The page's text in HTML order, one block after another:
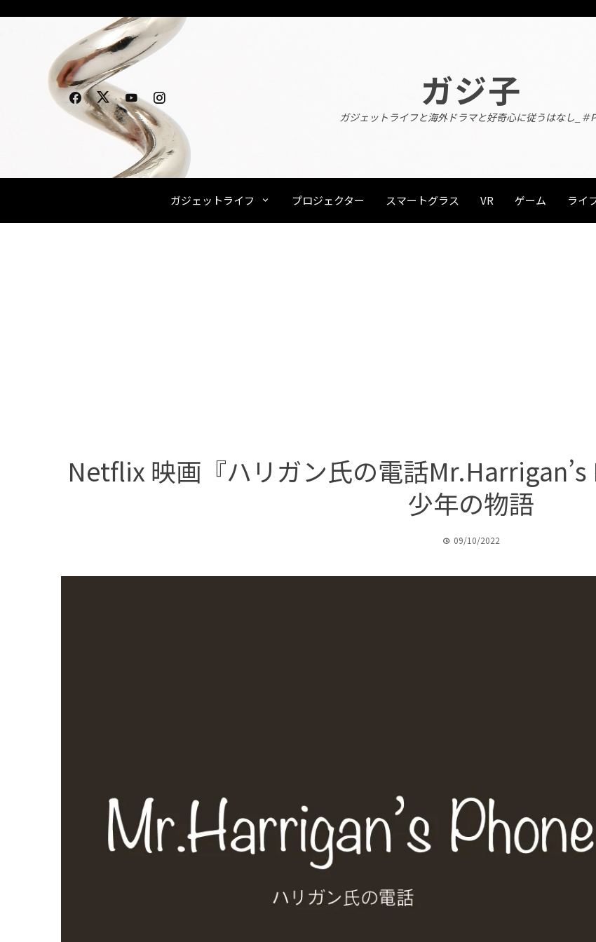
ガジ子
ガジェットライフと海外ドラマと好奇心に従うはなし_＃
ガジェットライフ プロジェクター スマートグラス VR ゲーム ライ
Netflix 映画『ハリガン氏の電話
少年の物語
09/10/2022